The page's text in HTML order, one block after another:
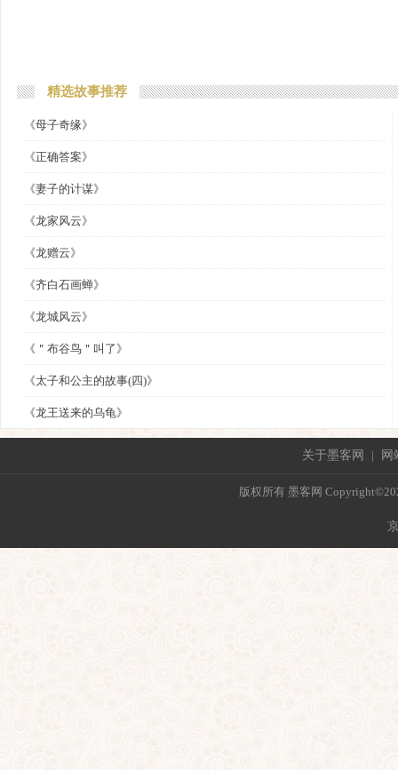
精选故事推荐
《母子奇缘》
《正确答案》
《妻子的计谋》
《龙家风云》
《龙赠云》
《齐白石画蝉》
《龙城风云》
《＂布谷鸟＂叫了》
《太子和公主的故事(四)》
《龙王送来的乌龟》
关于墨客网 | 网
版权所有 墨客网